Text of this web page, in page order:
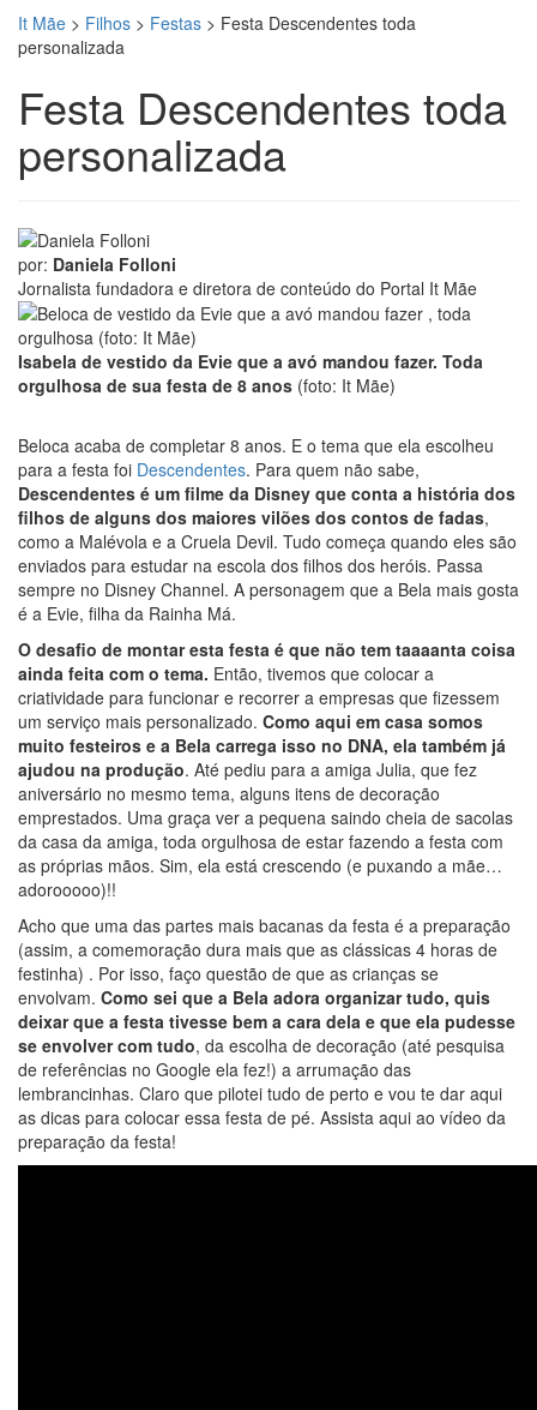
It Mãe > Filhos > Festas > Festa Descendentes toda
personalizada
Festa Descendentes toda
personalizada
por: Daniela Folloni
Jornalista fundadora e diretora de conteúdo do Portal It Mãe
Isabela de vestido da Evie que a avó mandou fazer. Toda
orgulhosa de sua festa de 8 anos (foto: It Mãe)
Beloca acaba de completar 8 anos. E o tema que ela escolheu
para a festa foi Descendentes. Para quem não sabe,
Descendentes é um filme da Disney que conta a história dos
filhos de alguns dos maiores vilões dos contos de fadas,
como a Malévola e a Cruela Devil. Tudo começa quando eles são
enviados para estudar na escola dos filhos dos heróis. Passa
sempre no Disney Channel. A personagem que a Bela mais gosta
é a Evie, filha da Rainha Má.
O desafio de montar esta festa é que não tem taaaanta coisa
ainda feita com o tema. Então, tivemos que colocar a
criatividade para funcionar e recorrer a empresas que fizessem
um serviço mais personalizado. Como aqui em casa somos
muito festeiros e a Bela carrega isso no DNA, ela também já
ajudou na produção. Até pediu para a amiga Julia, que fez
aniversário no mesmo tema, alguns itens de decoração
emprestados. Uma graça ver a pequena saindo cheia de sacolas
da casa da amiga, toda orgulhosa de estar fazendo a festa com
as próprias mãos. Sim, ela está crescendo (e puxando a mãe…
adorooooo)!!
Acho que uma das partes mais bacanas da festa é a preparação
(assim, a comemoração dura mais que as clássicas 4 horas de
festinha) . Por isso, faço questão de que as crianças se
envolvam. Como sei que a Bela adora organizar tudo, quis
deixar que a festa tivesse bem a cara dela e que ela pudesse
se envolver com tudo, da escolha de decoração (até pesquisa
de referências no Google ela fez!) a arrumação das
lembrancinhas. Claro que pilotei tudo de perto e vou te dar aqui
as dicas para colocar essa festa de pé. Assista aqui ao vídeo da
preparação da festa!